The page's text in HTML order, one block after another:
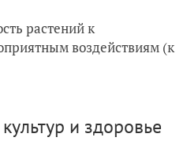
растений к
воздействиям (к
и здоровье